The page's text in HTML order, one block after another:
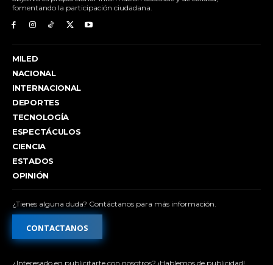
fomentando la participación ciudadana.
MILED
NACIONAL
INTERNACIONAL
DEPORTES
TECNOLOGÍA
ESPECTÁCULOS
CIENCIA
ESTADOS
OPINIÓN
¿Tienes alguna duda? Contáctanos para más información.
CONTACTANOS
¿Interesado en publicitarte con nosotros? ¡Hablemos de publicidad!